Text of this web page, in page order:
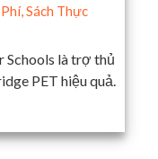
,Sách Thực
Schools là trợ thủ
PET hiệu quả.